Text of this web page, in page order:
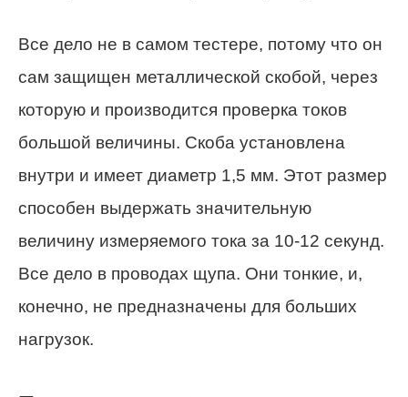
Все дело не в самом тестере, потому что он
сам защищен металлической скобой, через
которую и производится проверка токов
большой величины. Скоба установлена
внутри и имеет диаметр 1,5 мм. Этот размер
способен выдержать значительную
величину измеряемого тока за 10-12 секунд.
Все дело в проводах щупа. Они тонкие, и,
конечно, не предназначены для больших
нагрузок.